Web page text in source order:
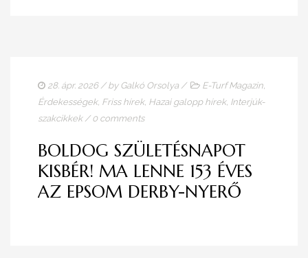
28. ápr. 2026/ by Galkó Orsolya / E-Turf Magazin,
Érdekességek, Friss hírek, Hazai galopp hírek, Interjúk-
szakcikkek/ 0 comments
BOLDOG SZÜLETÉSNAPOT
KISBÉR! MA LENNE 153 ÉVES
AZ EPSOM DERBY-NYERŐ